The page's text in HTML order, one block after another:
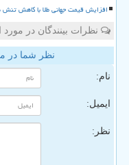
افزایش قیمت جهانی طلا با کاهش تنش
نظرات بینندگان در
نظر شما در
نام:
ایمیل:
نظر: